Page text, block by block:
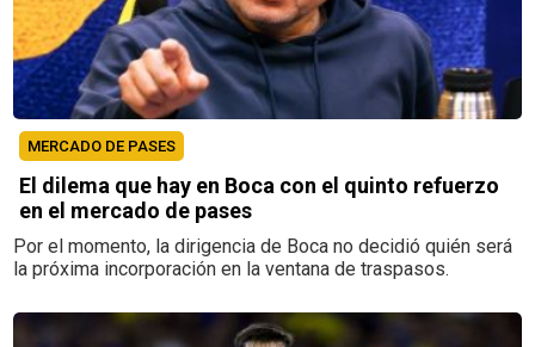
MERCADO DE PASES
El dilema que hay en Boca con el quinto refuerzo
en el mercado de pases
Por el momento, la dirigencia de Boca no decidió quién será
la próxima incorporación en la ventana de traspasos.